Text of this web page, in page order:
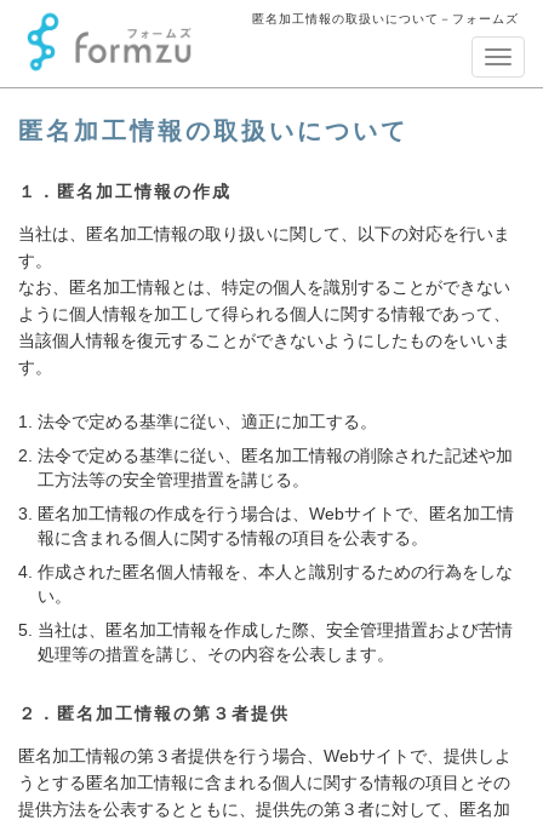
匿名加工情報の取扱いについて－フォームズ
ナ
ビ
匿名加工情報の取扱いについて
１．匿名加工情報の作成
当社は、匿名加工情報の取り扱いに関して、以下の対応を行いま
す。
なお、匿名加工情報とは、特定の個人を識別することができない
ように個人情報を加工して得られる個人に関する情報であって、
当該個人情報を復元することができないようにしたものをいいま
す。
法令で定める基準に従い、適正に加工する。
法令で定める基準に従い、匿名加工情報の削除された記述や加
工方法等の安全管理措置を講じる。
匿名加工情報の作成を行う場合は、Webサイトで、匿名加工情
報に含まれる個人に関する情報の項目を公表する。
作成された匿名個人情報を、本人と識別するための行為をしな
い。
当社は、匿名加工情報を作成した際、安全管理措置および苦情
処理等の措置を講じ、その内容を公表します。
２．匿名加工情報の第３者提供
匿名加工情報の第３者提供を行う場合、Webサイトで、提供しよ
うとする匿名加工情報に含まれる個人に関する情報の項目とその
提供方法を公表するとともに、提供先の第３者に対して、匿名加